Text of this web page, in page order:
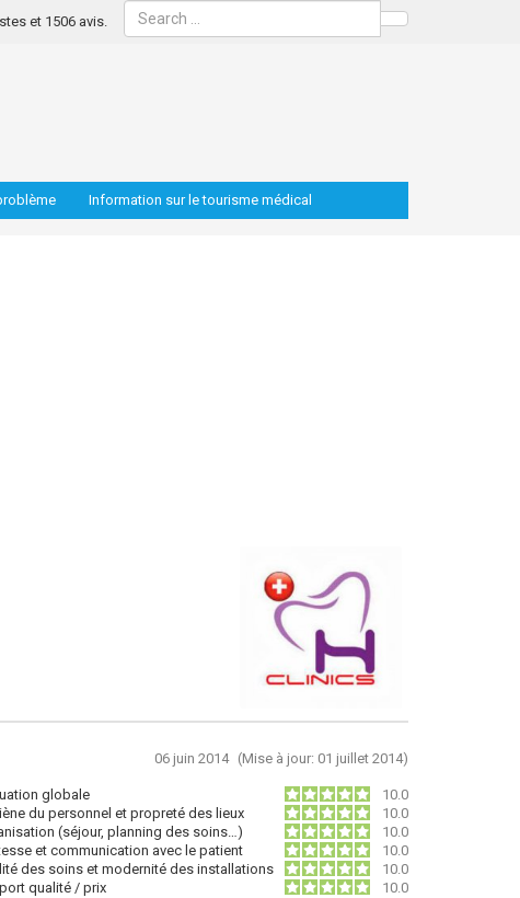
Search
et 1506 avis.
Information sur le tourisme médical
06 juin 2014 (Mise à jour: 01 juillet 2014)
globale
10.0
du personnel et propreté des lieux
10.0
(séjour, planning des soins…)
10.0
et communication avec le patient
10.0
des soins et modernité des installations
10.0
qualité / prix
10.0